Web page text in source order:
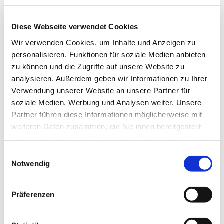
Diese Webseite verwendet Cookies
Wir verwenden Cookies, um Inhalte und Anzeigen zu
personalisieren, Funktionen für soziale Medien anbieten
zu können und die Zugriffe auf unsere Website zu
analysieren. Außerdem geben wir Informationen zu Ihrer
Verwendung unserer Website an unsere Partner für
soziale Medien, Werbung und Analysen weiter. Unsere
Partner führen diese Informationen möglicherweise mit
weiteren Daten zusammen, die Sie ihnen bereitgestellt
Notwendig
Präferenzen
In der Goldenen Woche gibt es vier Feiertage, die durch das Wochenende
dazwischen zu einer langen Erholungsphase für die meisten Japaner
werden. - Bild: © hanabunta - fotolia.com
29. April: Showa-Tag (Showa no Hi):Es
Kaisers (hierzulande eher als Hitohito
wurde der Tag kurzzeitig umbenannt in den
Grünen Tag. Doch 2007 wurde er wieder in